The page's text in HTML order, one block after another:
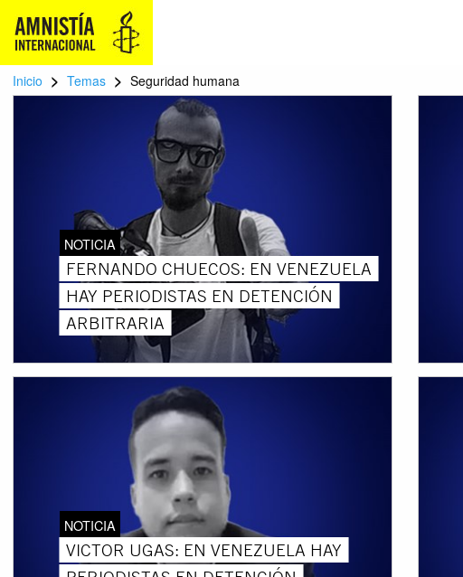
Inicio > Temas > Seguridad humana
NOTICIA
FERNANDO CHUECOS: EN VENEZUELA
HAY PERIODISTAS EN DETENCIÓN
ARBITRARIA
NOTICIA
VICTOR UGAS: EN VENEZUELA HAY